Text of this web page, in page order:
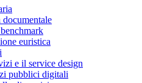
euristica
e il service design
pubblici digitali